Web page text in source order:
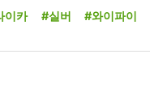
이카 #실버 #와이파이